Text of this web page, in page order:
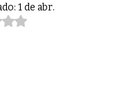
1 de abr.
com NaN de 5 estrelas.